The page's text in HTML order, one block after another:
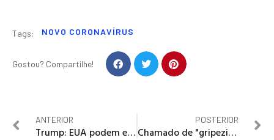
Tags: NOVO CORONAVÍRUS
Gostou? Compartilhe!
ANTERIOR
Trump: EUA podem estar chegando ao topo de curva de contaminação
POSTERIOR
Chamado de "gripezinha" por Bolsonaro, coronavírus já matou 941 pessoas no Brasil